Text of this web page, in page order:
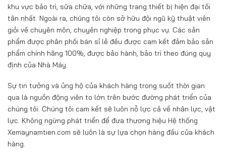
khu vực bảo trì, sữa chữa, với những trang thiết bị hiện đại tối
tân nhất. Ngoài ra, chúng tôi còn sở hữu đội ngũ kỹ thuật viên
giỏi về chuyên môn, chuyên nghiệp trong phục vụ. Các sản
phẩm được phân phối bán sỉ lẻ đều được cam kết đảm bảo sản
phẩm chính hãng 100%, được bảo hành, bảo trì theo đúng quy
định của Nhà Máy.
Sự tin tưởng và ủng hộ của khách hàng trong suốt thời gian
qua là nguồn động viên to lớn trên bước đường phát triển của
chúng tôi. Chúng tôi cam kết sẽ luôn nỗ lực cả về nhân lực, vật
lực. Không ngừng phát triển để đưa thương hiệu Hệ thống
Xemaynamtien.com sẽ luôn là sự lựa chọn hàng đầu của khách
hàng.